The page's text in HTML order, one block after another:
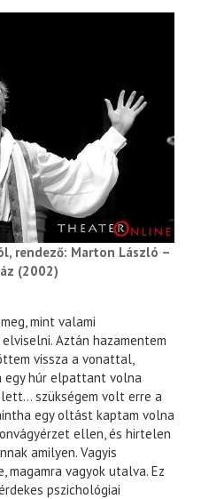
rendező: Marton László –
(2002)
mint valami
Aztán hazamentem
vissza a vonattal,
egy húr elpattant volna
szükségem volt erre a
egy oltást kaptam volna
ellen, és hirtelen
amilyen. Vagyis
magamra vagyok utalva. Ez
pszichológiai